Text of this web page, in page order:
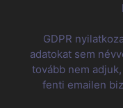
GDPR
adatokat sem
tovább nem
fenti emailen